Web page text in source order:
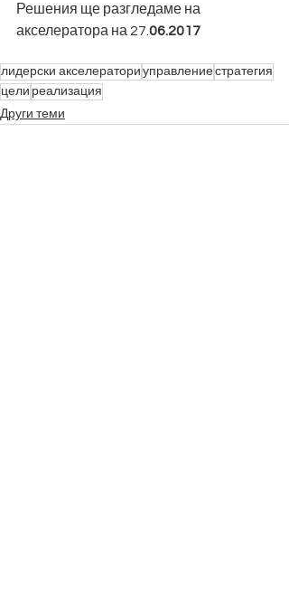
Решения ще разгледаме на
акселератора на 27. 06.2017
лидерски акселератори управлениестратегия
цели реализация
Други теми